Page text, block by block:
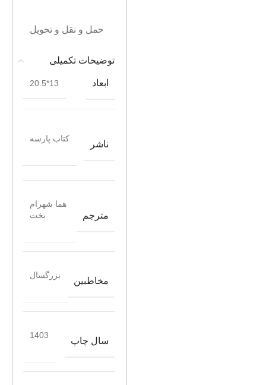
حمل و نقل و تحویل
توضیحات تکمیلی
ابعاد 13*20.5
ناشر
کتاب پارسه
مترجم
هما شهرام
بخت
مخاطبین
بزرگسال
سال چاپ
1403